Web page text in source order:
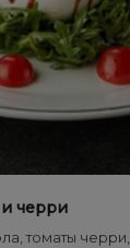
и черри
томаты